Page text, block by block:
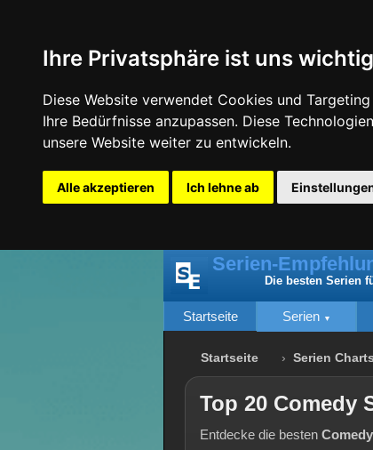
Ihre Privatsphäre ist uns wichtig
Diese Website verwendet Cookies und
Ihre Bedürfnisse anzupassen. Diese
unsere Website weiter zu entwickeln.
Alle akzeptieren Ich lehne ab
Serien-
Die besten Serien
Startseite Serien
Startseite Serien Charts
Top 20 Comedy
Entdecke die besten